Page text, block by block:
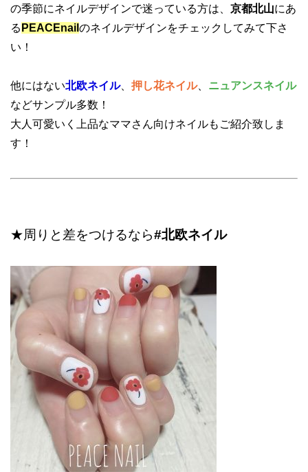
の季節にネイルデザインで迷っている方は、 京都北山にあ
る PEACEnail のネイルデザインをチェックしてみて下さ
い！
他にはない北欧ネイル、 押し花ネイル、 ニュアンスネイル
などサンプル多数！
大人可愛いく上品なママさん向けネイルもご紹介致しま
す！
★周りと差をつけるなら#北欧ネイル